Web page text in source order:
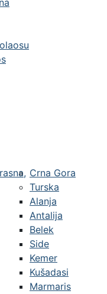
Crna Gora
Turska
Alanja
Antalija
Belek
Side
Kemer
Kušadasi
Marmaris